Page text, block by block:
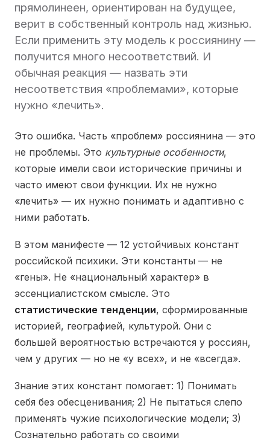
прямолинеен, ориентирован на будущее,
верит в собственный контроль над жизнью.
Если применить эту модель к россиянину —
получится много несоответствий. И
обычная реакция — назвать эти
несоответствия «проблемами», которые
нужно «лечить».
Это ошибка. Часть «проблем» россиянина — это
не проблемы. Это культурные особенности,
которые имели свои исторические причины и
часто имеют свои функции. Их не нужно
«лечить» — их нужно понимать и адаптивно с
ними работать.
В этом манифесте — 12 устойчивых констант
российской психики. Эти константы — не
«гены». Не «национальный характер» в
эссенциалистском смысле. Это
статистические тенденции, сформированные
историей, географией, культурой. Они с
большей вероятностью встречаются у россиян,
чем у других — но не «у всех», и не «всегда».
Знание этих констант помогает: 1) Понимать
себя без обесценивания; 2) Не пытаться слепо
применять чужие психологические модели; 3)
Сознательно работать со своими